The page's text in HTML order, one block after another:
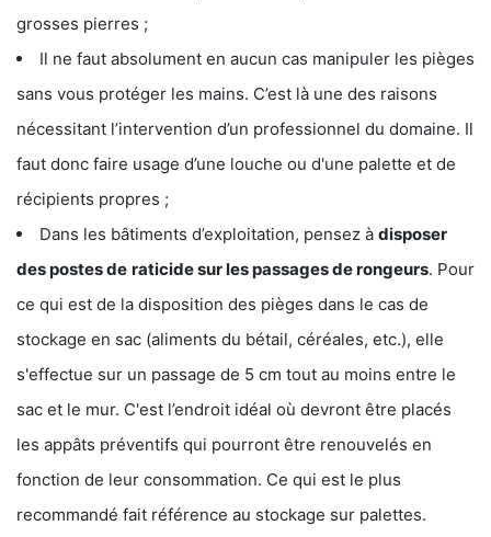
grosses pierres ;
Il ne faut absolument en aucun cas manipuler les pièges
sans vous protéger les mains. C’est là une des raisons
nécessitant l’intervention d’un professionnel du domaine. Il
faut donc faire usage d’une louche ou d'une palette et de
récipients propres ;
Dans les bâtiments d’exploitation, pensez à disposer
des postes de raticide sur les passages de rongeurs. Pour
ce qui est de la disposition des pièges dans le cas de
stockage en sac (aliments du bétail, céréales, etc.), elle
s'effectue sur un passage de 5 cm tout au moins entre le
sac et le mur. C'est l’endroit idéal où devront être placés
les appâts préventifs qui pourront être renouvelés en
fonction de leur consommation. Ce qui est le plus
recommandé fait référence au stockage sur palettes.